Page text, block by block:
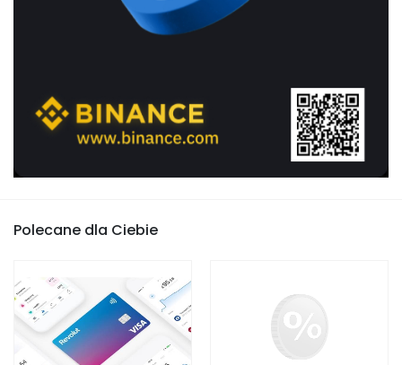
Polecane dla Ciebie